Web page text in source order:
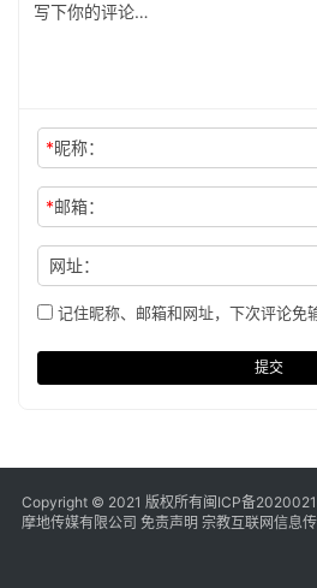
*昵称：
*邮箱：
网址：
记住昵称、邮箱和网址，下次评论免
提交
Copyright © 2021 版权所有闽ICP备
摩地传媒有限公司 免责声明 宗教互联网信息